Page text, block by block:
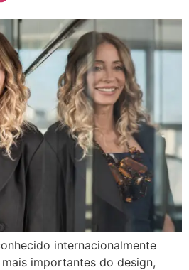
internacionalmente
importantes do design,